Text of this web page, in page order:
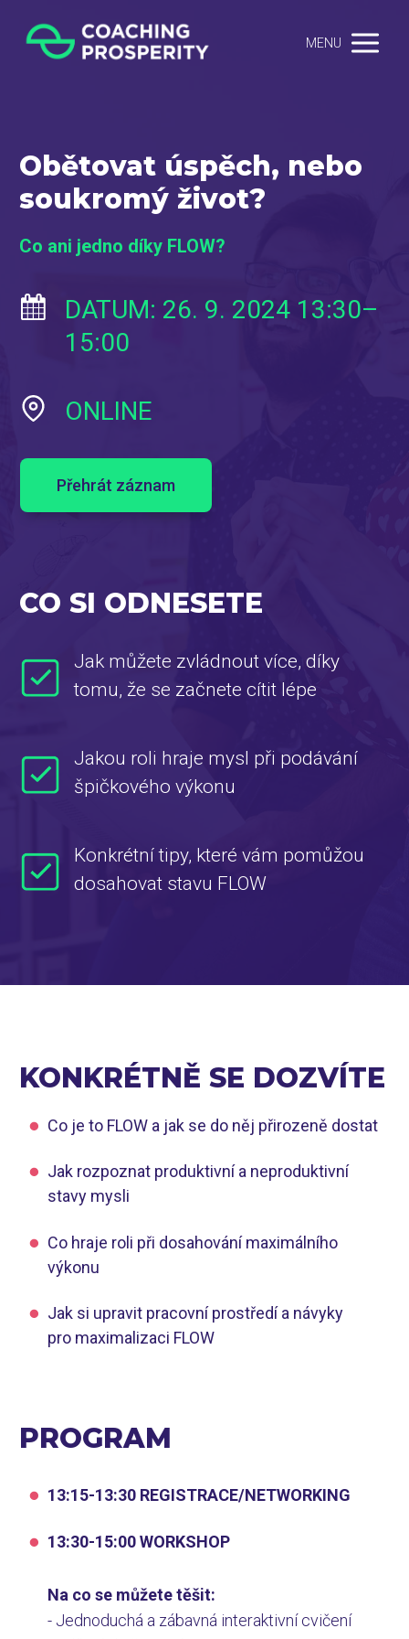
MENU
Obětovat úspěch, nebo
soukromý život?
Co ani jedno díky FLOW?
DATUM: 26. 9. 2024 13:30–
15:00
ONLINE
Přehrát záznam
CO SI ODNESETE
Jak můžete zvládnout více, díky
tomu, že se začnete cítit lépe
Jakou roli hraje mysl při podávání
špičkového výkonu
Konkrétní tipy, které vám pomůžou
dosahovat stavu FLOW
KONKRÉTNĚ SE DOZVÍTE
Co je to FLOW a jak se do něj přirozeně dostat
Jak rozpoznat produktivní a neproduktivní
stavy mysli
Co hraje roli při dosahování maximálního
výkonu
Jak si upravit pracovní prostředí a návyky
pro maximalizaci FLOW
PROGRAM
13:15-13:30 REGISTRACE/NETWORKING
13:30-15:00 WORKSHOP
Na co se můžete těšit:
- Jednoduchá a zábavná interaktivní cvičení